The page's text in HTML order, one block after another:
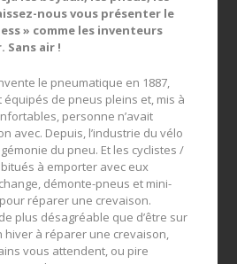
nous vous présenter le
» comme les inventeurs
Sans air !
le pneumatique en 1887,
de pneus pleins et, mis à
personne n’avait
avec. Depuis, l’industrie du vélo
du pneu. Et les cyclistes /
à emporter avec eux
démonte-pneus et mini-
réparer une crevaison.
plus désagréable que d’être sur
hiver à réparer une crevaison,
vous attendent, ou pire